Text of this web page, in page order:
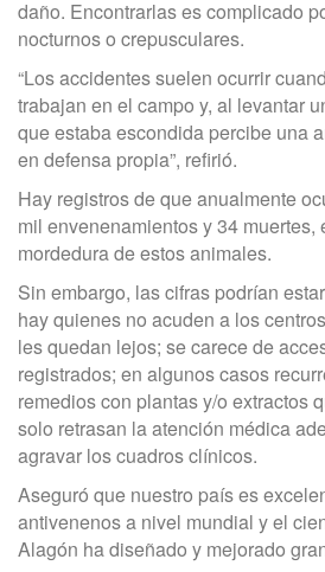
daño. Encontrarlas es complicado
nocturnos o crepusculares.
“Los accidentes suelen ocurrir
trabajan en el campo y, al levantar
que estaba escondida percibe una
en defensa propia”, refirió.
Hay registros de que anualmente
mil envenenamientos y 34 muertes,
mordedura de estos animales.
Sin embargo, las cifras podrían
hay quienes no acuden a los
les quedan lejos; se carece de
registrados; en algunos casos
remedios con plantas y/o extractos
solo retrasan la atención médica
agravar los cuadros clínicos.
Aseguró que nuestro país es
antivenenos a nivel mundial y el
Alagón ha diseñado y mejorado